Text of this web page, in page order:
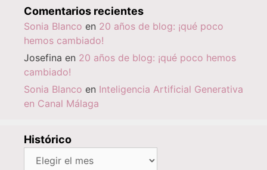
Comentarios recientes
Sonia Blanco en 20 años de blog: ¡qué poco
hemos cambiado!
Josefina en 20 años de blog: ¡qué poco hemos
cambiado!
Sonia Blanco en Inteligencia Artificial Generativa
en Canal Málaga
Histórico
Histórico